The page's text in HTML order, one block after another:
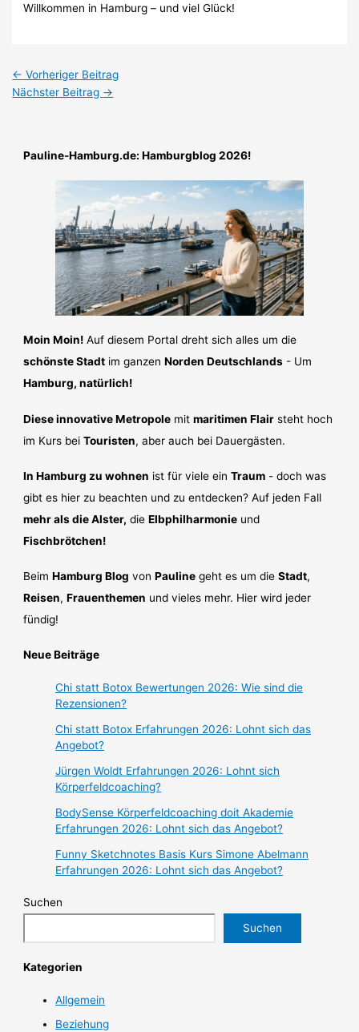
Willkommen in Hamburg – und viel Glück!
← Vorheriger Beitrag
Nächster Beitrag →
Pauline-Hamburg.de: Hamburgblog 2026!
Moin Moin! Auf diesem Portal dreht sich alles um die
schönste Stadt im ganzenNorden Deutschlands - Um
Hamburg, natürlich!
Diese innovative Metropole mitmaritimen Flair steht hoch
im Kurs beiTouristen, aber auch bei Dauergästen.
In Hamburg zu wohnen ist für viele einTraum - doch was
gibt es hier zu beachten und zu entdecken? Auf jeden Fall
mehr als die Alster, dieElbphilharmonie und
Fischbrötchen!
BeimHamburg Blog vonPauline geht es um dieStadt,
Reisen,Frauenthemen und vieles mehr. Hier wird jeder
fündig!
Neue Beiträge
Chi statt Botox Bewertungen 2026: Wie sind die
Rezensionen?
Chi statt Botox Erfahrungen 2026: Lohnt sich das
Angebot?
Jürgen Woldt Erfahrungen 2026: Lohnt sich
Körperfeldcoaching?
BodySense Körperfeldcoaching doit Akademie
Erfahrungen 2026: Lohnt sich das Angebot?
Funny Sketchnotes Basis Kurs Simone Abelmann
Erfahrungen 2026: Lohnt sich das Angebot?
Suchen
Suchen
Kategorien
Allgemein
Beziehung